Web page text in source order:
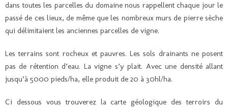
dans toutes les parcelles du domaine nous rappellent chaque jour le
passé de ces lieux, de même que les nombreux murs de pierre sèche
qui délimitaient les anciennes parcelles de vigne.
Les terrains sont rocheux et pauvres. Les sols drainants ne posent
pas de rétention d’eau. La vigne s’y plait. Avec une densité allant
jusqu’à 5000 pieds/ha, elle produit de 20 à 30hl/ha.
Ci dessous vous trouverez la carte géologique des terroirs du